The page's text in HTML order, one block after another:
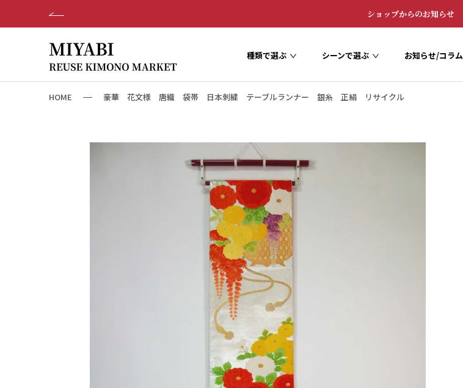
て
ショップからのお知らせ
種類で選ぶ シーンで選ぶ
お知らせ/コラム
HOME 豪華 花文様 唐織 袋帯 日本刺繍 テーブルランナー 銀糸 正絹 リサイクル